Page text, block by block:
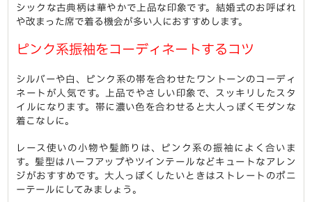
シックな古典柄は華やかで上品な印象です。結婚式のお呼ばれ
や改まった席で着る機会が多い人におすすめします。
ピンク系振袖をコーディネートするコツ
シルバーや白、ピンク系の帯を合わせたワントーンのコーディ
ネートが人気です。上品でやさしい印象で、スッキリしたスタ
イルになります。帯に濃い色を合わせると大人っぽくモダンな
着こなしに。
レース使いの小物や髪飾りは、ピンク系の振袖によく合いま
す。髪型はハーフアップやツインテールなどキュートなアレン
ジがおすすめです。大人っぽくしたいときはストレートのポニ
ーテールにしてみましょう。